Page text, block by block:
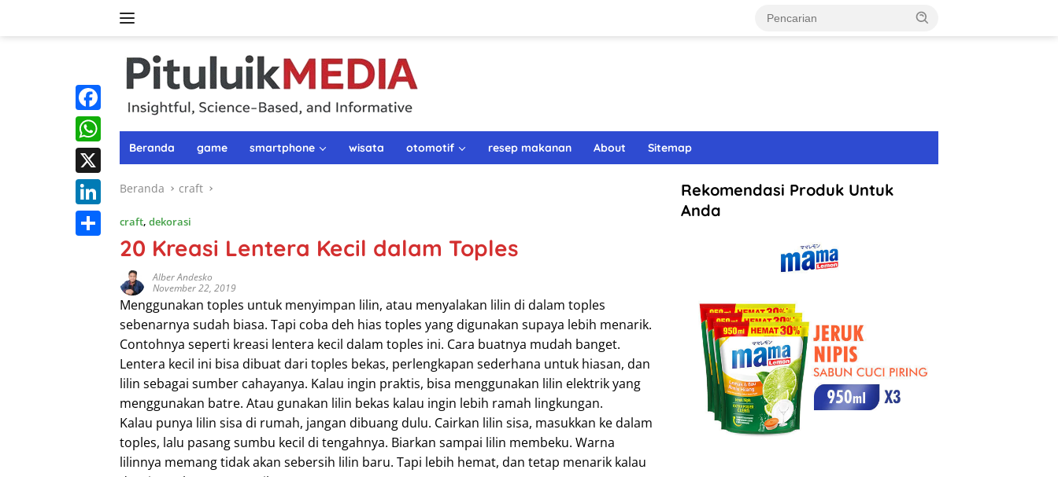
Beranda game smartphone wisata otomotif resep makanan About Sitemap
Beranda craft
craft, dekorasi
20 Kreasi Lentera Kecil dalam Toples
Alber Andesko
November 22, 2019
Menggunakan toples untuk menyimpan lilin, atau menyalakan lilin di dalam toples
sebenarnya sudah biasa. Tapi coba deh hias toples yang digunakan supaya lebih menarik.
Contohnya seperti kreasi lentera kecil dalam toples ini. Cara buatnya mudah banget.
Lentera kecil ini bisa dibuat dari toples bekas, perlengkapan sederhana untuk hiasan, dan
lilin sebagai sumber cahayanya. Kalau ingin praktis, bisa menggunakan lilin elektrik yang
menggunakan batre. Atau gunakan lilin bekas kalau ingin lebih ramah lingkungan.
Kalau punya lilin sisa di rumah, jangan dibuang dulu. Cairkan lilin sisa, masukkan ke dalam
toples, lalu pasang sumbu kecil di tengahnya. Biarkan sampai lilin membeku. Warna
lilinnya memang tidak akan sebersih lilin baru. Tapi lebih hemat, dan tetap menarik kalau
F
a
c
e
b
W
h
a
X
L
Rekomendasi Produk Untuk
Anda